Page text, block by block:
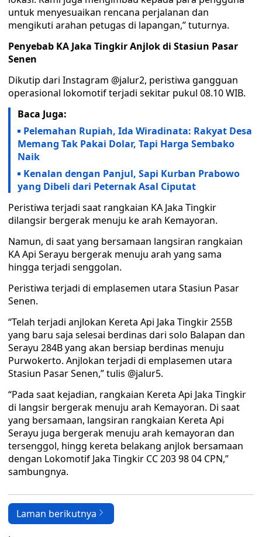
untuk menyesuaikan rencana perjalanan dan
mengikuti arahan petugas di lapangan,” tuturnya.
Penyebab KA Jaka Tingkir Anjlok di Stasiun Pasar
Senen
Dikutip dari Instagram @jalur2, peristiwa gangguan
operasional lokomotif terjadi sekitar pukul 08.10 WIB.
Baca Juga:
Pelemahan Rupiah, Ida Wiradinata: Rakyat Desa
Memang Tak Pakai Dolar, Tapi Harga Sembako
Naik
Kenalan dengan Panjul, Sapi Kurban Prabowo
yang Dibeli dari Peternak Asal Ciputat
Peristiwa terjadi saat rangkaian KA Jaka Tingkir
dilangsir bergerak menuju ke arah Kemayoran.
Namun, di saat yang bersamaan langsiran rangkaian
KA Api Serayu bergerak menuju arah yang sama
hingga terjadi senggolan.
Peristiwa terjadi di emplasemen utara Stasiun Pasar
Senen.
“Telah terjadi anjlokan Kereta Api Jaka Tingkir 255B
yang baru saja selesai berdinas dari solo Balapan dan
Serayu 284B yang akan bersiap berdinas menuju
Purwokerto. Anjlokan terjadi di emplasemen utara
Stasiun Pasar Senen,” tulis @jalur5.
“Pada saat kejadian, rangkaian Kereta Api Jaka Tingkir
di langsir bergerak menuju arah Kemayoran. Di saat
yang bersamaan, langsiran rangkaian Kereta Api
Serayu juga bergerak menuju arah kemayoran dan
tersenggol, hingg kereta belakang anjlok bersamaan
dengan Lokomotif Jaka Tingkir CC 203 98 04 CPN,”
sambungnya.
Laman berikutnya